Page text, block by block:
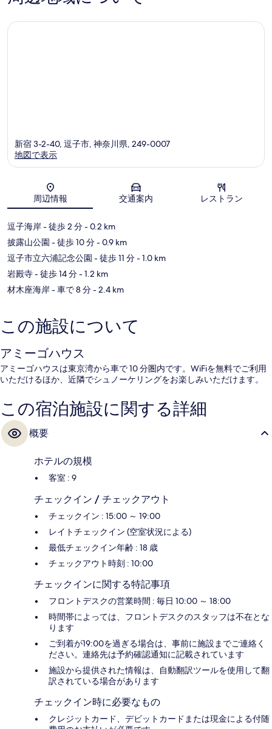
表
ミ
の
地図
新宿 3-2-40, 逗子市, 神奈川県, 249-0007
地図で表示
周辺情報 交通案内 レストラン
逗子海岸- 徒歩 2 分- 0.2 km
披露山公園 - 徒歩 10 分- 0.9 km
逗子市立六浦記念公園 - 徒歩 11 分- 1.0 km
岩殿寺- 徒歩 14 分- 1.2 km
材木座海岸- 車で 8 分- 2.4 km
この施設について
アミーゴハウス
アミーゴハウスは東京湾から車で 10 分圏内です。WiFiを無料でご利用
いただけるほか、近隣でシュノーケリングをお楽しみいただけます。
この宿泊施設に関する詳細
概要
ホテルの規模
客室 : 9
チェックイン / チェックアウト
チェックイン : 15:00 ～ 19:00
レイトチェックイン (空室状況による)
最低チェックイン年齢 : 18 歳
チェックアウト時刻 : 10:00
チェックインに関する特記事項
フロントデスクの営業時間 : 毎日 10:00 ～ 18:00
時間帯によっては、フロントデスクのスタッフは不在とな
ります
ご到着が19:00を過ぎる場合は、事前に施設までご連絡く
ださい。連絡先は予約確認通知に記載されています
施設から提供された情報は、自動翻訳ツールを使用して翻
訳されている場合があります
チェックイン時に必要なもの
クレジットカード、デビットカードまたは現金による付随